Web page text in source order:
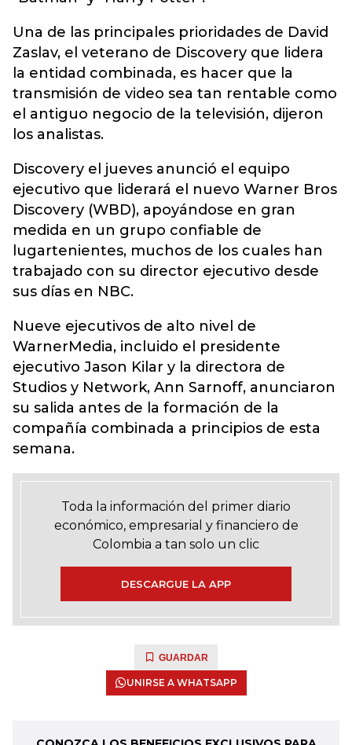
Una de las principales prioridades de David
Zaslav, el veterano de Discovery que lidera
la entidad combinada, es hacer que la
transmisión de video sea tan rentable como
el antiguo negocio de la televisión, dijeron
los analistas.
Discovery el jueves anunció el equipo
ejecutivo que liderará el nuevo Warner Bros
Discovery (WBD), apoyándose en gran
medida en un grupo confiable de
lugartenientes, muchos de los cuales han
trabajado con su director ejecutivo desde
sus días en NBC.
Nueve ejecutivos de alto nivel de
WarnerMedia, incluido el presidente
ejecutivo Jason Kilar y la directora de
Studios y Network, Ann Sarnoff, anunciaron
su salida antes de la formación de la
compañía combinada a principios de esta
semana.
Toda la información del primer diario
económico, empresarial y financiero de
Colombia a tan solo un clic
DESCARGUE LA APP
GUARDAR
UNIRSE A WHATSAPP